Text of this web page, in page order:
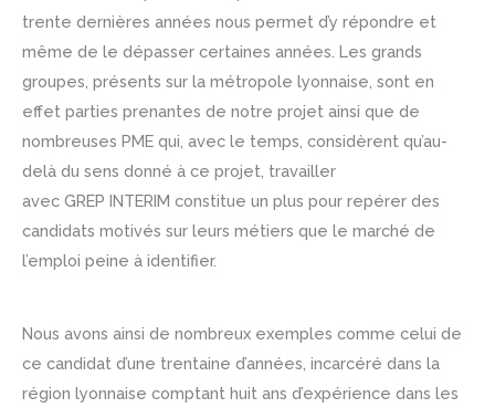
trente dernières années nous permet d’y répondre et
même de le dépasser certaines années. Les grands
groupes, présents sur la métropole lyonnaise, sont en
effet parties prenantes de notre projet ainsi que de
nombreuses PME qui, avec le temps, considèrent qu’au-
delà du sens donné à ce projet, travailler
avec GREP INTERIM constitue un plus pour repérer des
candidats motivés sur leurs métiers que le marché de
l’emploi peine à identifier.
Nous avons ainsi de nombreux exemples comme celui de
ce candidat d’une trentaine d’années, incarcéré dans la
région lyonnaise comptant huit ans d’expérience dans les